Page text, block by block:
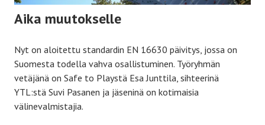
Aika muutokselle
Nyt on aloitettu standardin EN 16630 päivitys, jossa on
Suomesta todella vahva osallistuminen. Työryhmän
vetäjänä on Safe to Playstä Esa Junttila, sihteerinä
YTL:stä Suvi Pasanen ja jäseninä on kotimaisia
välinevalmistajia.